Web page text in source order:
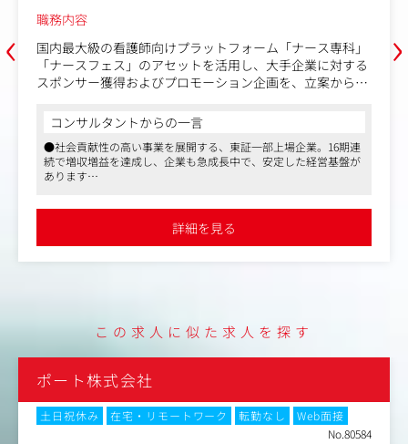
‹
職務内容
国内最大級の看護師向けプラットフォーム「ナース専科」
「ナースフェス」のアセットを活用し、大手企業に対する
スポンサー獲得およびプロモーション企画を、立案から提
【具体的な業務内容】
・エンタープライズ企業向けに、数千万円規模のスポンサ
ーシップや年間プロモーションプラン（イベント出展、メ
ディア活用、アライアンス等）の企画・提案
ト・サービス（例：看護師向けEC、保険関連の提携サービ
スなど）の企画・開発推進
コンサルタントからの一言
●社会貢献性の高い事業を展開する、東証一部上場企業。16期連
続で増収増益を達成し、企業も急成長中で、安定した経営基盤が
あります
会・キャリア機会も潤沢に提供が可能。さらにマーケにとどまら
ないキャリアをつくることも可能です
●ハイブリッド勤務、年間休日125日程度、全社で19：30完全退
社に取り組むなど、ワークライフバランスが整った環境です
詳細を見る
›
この求人に似た求人を探す
ポート株式会社
土日祝休み 在宅・リモートワーク 転勤なし
Web面接
No.80584